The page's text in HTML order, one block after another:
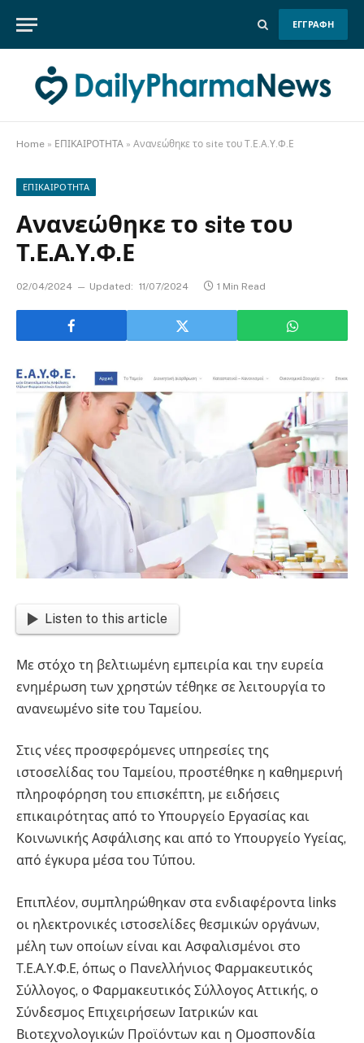
ΕΓΓΡΑΦΗ
Home » ΕΠΙΚΑΙΡΟΤΗΤΑ » Ανανεώθηκε το site του Τ.Ε.Α.Υ.Φ.Ε
ΕΠΙΚΑΙΡΟΤΗΤΑ
Ανανεώθηκε το site του
Τ.Ε.Α.Υ.Φ.Ε
02/04/2024 Updated: 11/07/2024 1 Min Read
Listen to this article
Με στόχο τη βελτιωμένη εμπειρία και την ευρεία
ενημέρωση των χρηστών τέθηκε σε λειτουργία το
ανανεωμένο site του Ταμείου.
Στις νέες προσφερόμενες υπηρεσίες της
ιστοσελίδας του Ταμείου, προστέθηκε η καθημερινή
πληροφόρηση του επισκέπτη, με ειδήσεις
επικαιρότητας από το Υπουργείο Εργασίας και
Κοινωνικής Ασφάλισης και από το Υπουργείο Υγείας,
από έγκυρα μέσα του Τύπου.
Επιπλέον, συμπληρώθηκαν στα ενδιαφέροντα links
οι ηλεκτρονικές ιστοσελίδες θεσμικών οργάνων,
μέλη των οποίων είναι και Ασφαλισμένοι στο
Τ.Ε.Α.Υ.Φ.Ε, όπως ο Πανελλήνιος Φαρμακευτικός
Σύλλογος, ο Φαρμακευτικός Σύλλογος Αττικής, ο
Σύνδεσμος Επιχειρήσεων Ιατρικών και
Βιοτεχνολογικών Προϊόντων και η Ομοσπονδία